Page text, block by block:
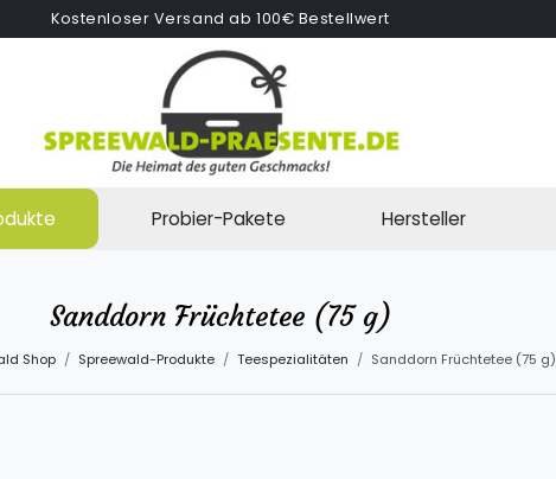
Kostenloser Versand ab 100€ Bestellwert
Probier-Pakete Hersteller
Sanddorn Früchtetee (75 g)
Shop Spreewald-Produkte Teespezialitäten Sanddorn Früchtetee (75 g)